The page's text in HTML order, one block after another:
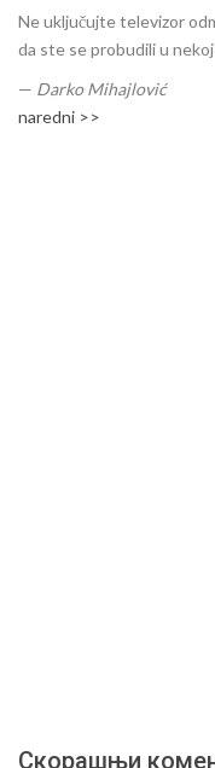
Ne uključujte televizor
da ste se probudili u
— Darko Mihajlović
naredni >>
Скорашњи